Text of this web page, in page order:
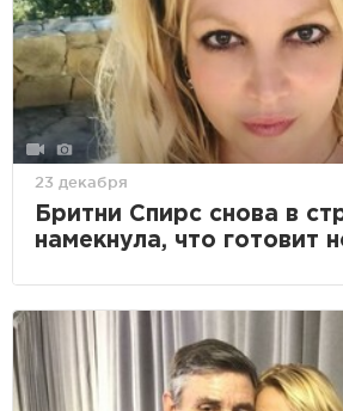
23 декабря
Бритни Спирс снова в
намекнула, что готовит